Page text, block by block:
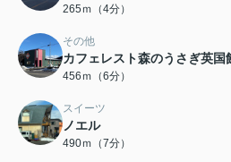
265ｍ（4分）
その他
カフェレスト森のうさぎ英国
456ｍ（6分）
スイーツ
ノエル
490ｍ（7分）